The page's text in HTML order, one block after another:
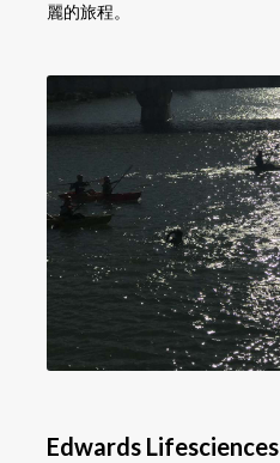
麗的旅程。
Edwards Lifesciences